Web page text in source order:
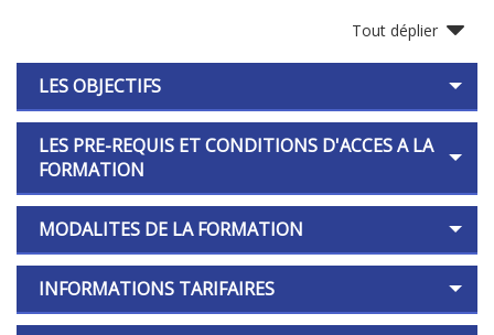
Tout déplier
LES OBJECTIFS
LES PRE-REQUIS ET CONDITIONS D'ACCES A LA
FORMATION
MODALITES DE LA FORMATION
INFORMATIONS TARIFAIRES